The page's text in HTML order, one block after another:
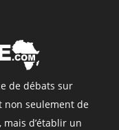
de débats sur
non seulement de
d’établir un